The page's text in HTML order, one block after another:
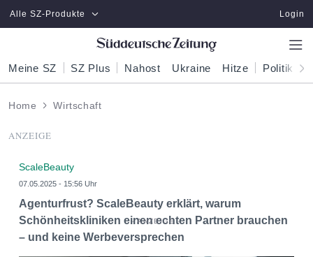
Zum Hauptinhalt springen
Alle SZ-Produkte Login
Meine SZ SZ Plus Nahost Ukraine Hitze Politik
Home Wirtschaft
ANZEIGE
ScaleBeauty
07.05.2025 - 15:56 Uhr
Agenturfrust? ScaleBeauty erklärt, warum
Schönheitskliniken einen echten Partner brauchen
– und keine Werbeversprechen